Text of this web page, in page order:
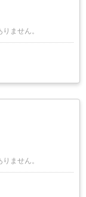
ません。
ません。